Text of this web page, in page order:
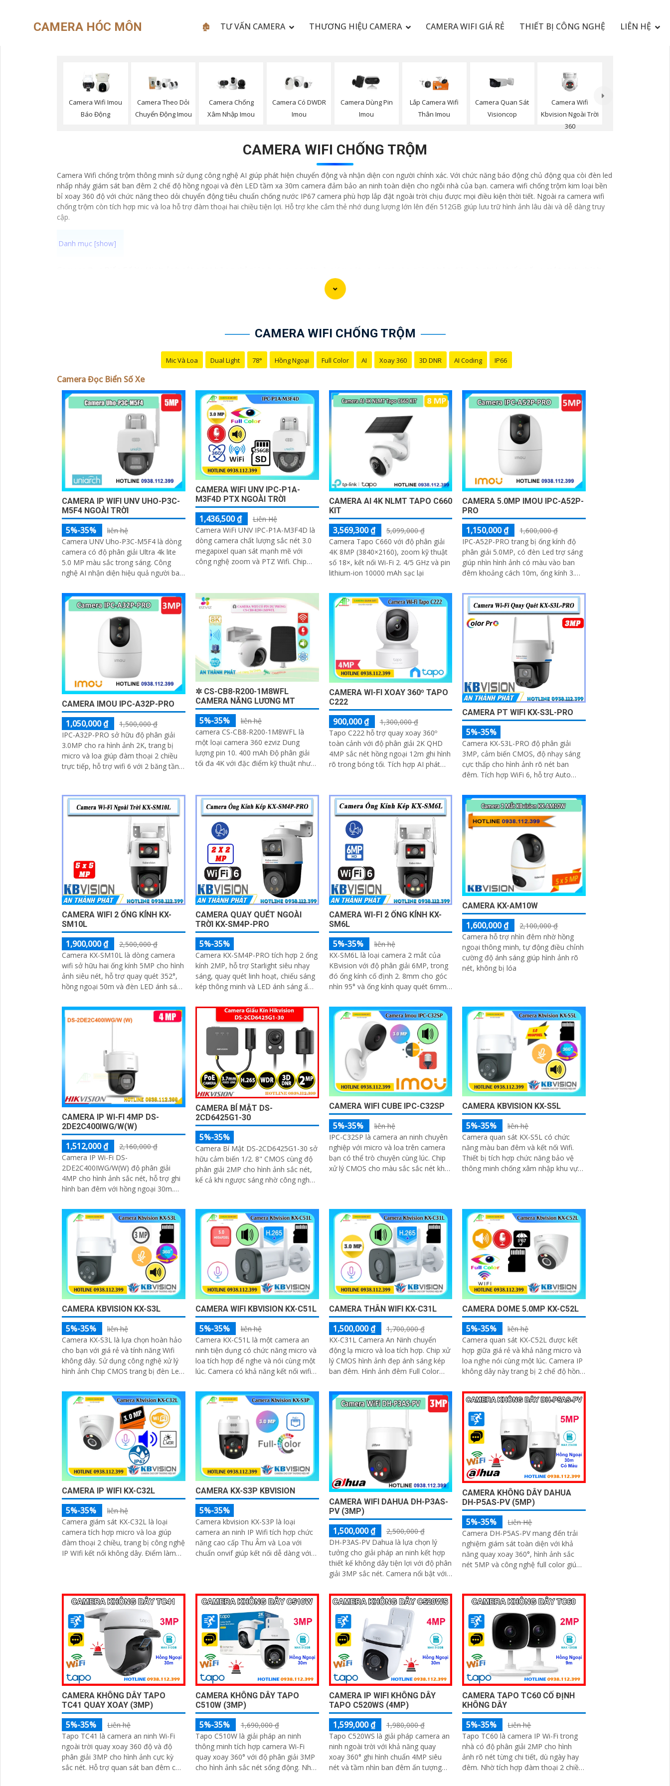
CAMERA HÓC MÔN 🏚 TƯ VẤN CAMERA THƯƠNG HIỆU CAMERA CAMERA WIFI GIÁ RẺ THIẾT BỊ CÔNG NGHỆ LIÊN HỆ
Camera Wifi Imou
Báo Động
Camera Theo Dỏi
Chuyển Động Imou
Camera Chống
Xâm Nhập Imou
Camera Có DWDR
Imou
Camera Dùng Pin
Imou
Lắp Camera Wifi
Thân Imou
Camera Quan Sát
Visioncop
Camera Wifi
Kbvision Ngoài Trời
360
CAMERA WIFI CHỐNG TRỘM
Camera Wifi chống trộm thông minh sử dụng công nghệ AI giúp phát hiện chuyển động và nhận diện con người chính xác. Với chức năng báo động chủ động qua còi đèn led
nhấp nháy giám sát ban đêm 2 chế độ hồng ngoại và đèn LED tầm xa 30m camera đảm bảo an ninh toàn diện cho ngôi nhà của bạn. camera wifi chống trộm kim loại bền
bỉ xoay 360 độ với chức năng theo dỏi chuyển động tiêu chuẩn chống nước IP67 camera phù hợp lắp đặt ngoài trời chịu được mọi điều kiện thời tiết. Ngoài ra camera wifi
chống trộm còn tích hợp mic và loa hỗ trợ đàm thoại hai chiều tiện lợi. Hỗ trợ khe cắm thẻ nhớ dung lượng lớn lên đến 512GB giúp lưu trữ hình ảnh lâu dài và dễ dàng truy
cập.
xác và nhanh chóng. Với công nghệ hiện đại, camera này có khả năng zoom ,lọc nhiễu và cung cấp hình ảnh rõ nét giúp tăng cường an ninh và giám
sát hiệu quả. Hãy trang bị cho hệ thống giám sát của bạn một camera đọc biển số xe để Tin hơn an toàn và an ninh.
CAMERA WIFI CHỐNG TRỘM
Mic Và Loa Dual Light 78° Hồng Ngoại Full Color AI Xoay 360 3D DNR AI Coding IP66
Camera Đọc Biển Số Xe
CAMERA IP WIFI UNV UHO-P3C-
M5F4 NGOÀI TRỜI
5%-35%
liên hệ
Camera UNV Uho-P3C-M5F4 là dòng
camera có độ phân giải Ultra 4k lite
5.0 MP màu sắc trong sáng. Công
nghệ AI nhận diện hiệu quả người ban
CAMERA WIFI UNV IPC-P1A-
M3F4D PTX NGOÀI TRỜI
1,436,500 ₫
Liên Hệ
Camera WiFi UNV IPC-P1A-M3F4D là
dòng camera chất lượng sắc nét 3.0
megapixel quan sát mạnh mẽ với
công nghệ zoom và PTZ Wifi. Chip
CAMERA AI 4K NLMT TAPO C660
KIT
3,569,300 ₫
5,099,000 ₫
Camera Tapo C660 với độ phân giải
4K 8MP (3840×2160), zoom kỹ thuật
số 18×, kết nối Wi-Fi 2. 4/5 GHz và pin
lithium-ion 10000 mAh sạc lại
CAMERA 5.0MP IMOU IPC-A52P-
PRO
1,150,000 ₫
1,600,000 ₫
IPC-A52P-PRO trang bị ống kính độ
phân giải 5.0MP, có đèn Led trợ sáng
giúp nhìn hình ảnh có màu vào ban
đêm khoảng cách 10m, ống kính 3.
công...
CAMERA IMOU IPC-A32P-PRO
1,050,000 ₫
1,500,000 ₫
IPC-A32P-PRO sở hữu độ phân giải
3.0MP cho ra hình ảnh 2K, trang bị
micro và loa giúp đàm thoại 2 chiều
trực tiếp, hỗ trợ wifi 6 với 2 băng tần
✲ CS-CB8-R200-1M8WFL
CAMERA NĂNG LƯƠNG MT
5%-35%
liên hệ
camera CS-CB8-R200-1M8WFL là
một loại camera 360 ezviz Dung
lượng pin 10. 400 mAh Độ phân giải
tối đa 4K với đặc điểm kỹ thuật như
Wifi IP góc quay rộng với ống kính 3
CAMERA WI-FI XOAY 360º TAPO
C222
900,000 ₫
1,300,000 ₫
Tapo C222 hỗ trợ quay xoay 360º
toàn cảnh với độ phân giải 2K QHD
4MP sắc nét hồng ngoại 12m ghi hình
rõ trong bóng tối. Tích hợp AI phát
CAMERA PT WIFI KX-S3L-PRO
5%-35%
Camera KX-S3L-PRO độ phân giải
3MP, cảm biến CMOS, độ nhạy sáng
cực thấp cho hình ảnh rõ nét ban
đêm. Tích hợp WiFi 6, hỗ trợ Auto
tiện, đàm thoại 2 chiều, báo động còi
hú, đèn chớp
CAMERA WIFI 2 ỐNG KÍNH KX-
SM10L
1,900,000 ₫
2,500,000 ₫
Camera KX-SM10L là dòng camera
wifi sở hữu hai ống kính 5MP cho hình
ảnh siêu nét, hỗ trợ quay quét 352°,
hồng ngoại 50m và đèn LED ánh sáng
CAMERA QUAY QUÉT NGOÀI
TRỜI KX-SM4P-PRO
5%-35%
Camera KX-SM4P-PRO tích hợp 2 ống
kính 2MP, hỗ trợ Starlight siêu nhạy
sáng, quay quét linh hoạt, chiếu sáng
kép thông minh và LED ánh sáng ấm
biến lớn tối ưu hình ảnh ban đêm
CAMERA WI-FI 2 ỐNG KÍNH KX-
SM6L
5%-35%
liên hệ
KX-SM6L là loại camera 2 mắt của
KBvision với độ phân giải 6MP, trong
đó ống kính cố định 2. 8mm cho góc
nhìn 95° và ống kính quay quét 6mm
CAMERA KX-AM10W
1,600,000 ₫
2,100,000 ₫
Camera hỗ trợ nhìn đêm nhờ hồng
ngoại thông minh, tự động điều chỉnh
cường độ ánh sáng giúp hình ảnh rõ
nét, không bị lóa
CAMERA IP WI-FI 4MP DS-
2DE2C400IWG/W(W)
1,512,000 ₫
2,160,000 ₫
Camera IP Wi-Fi DS-
2DE2C400IWG/W(W) độ phân giải
4MP cho hình ảnh sắc nét, hỗ trợ ghi
hình ban đêm với hồng ngoại 30m.
thoại hai chiều
CAMERA BÍ MẬT DS-
2CD6425G1-30
5%-35%
Camera Bí Mật DS-2CD6425G1-30 sở
hữu cảm biến 1/2. 8" CMOS cùng độ
phân giải 2MP cho hình ảnh sắc nét,
kể cả khi ngược sáng nhờ công nghệ
CAMERA WIFI CUBE IPC-C32SP
5%-35%
liên hệ
IPC-C32SP là camera an ninh chuyên
nghiệp với micro và loa trên camera
bạn có thể trò chuyện cùng lúc. Chip
xử lý CMOS cho màu sắc sắc nét khe
CAMERA KBVISION KX-S5L
5%-35%
liên hệ
Camera quan sát KX-S5L có chức
năng màu ban đêm và kết nối Wifi.
Thiết bị tích hợp chức năng bảo vệ
thông minh chống xâm nhập khu vực
CAMERA KBVISION KX-S3L
5%-35%
liên hệ
Camera KX-S3L là lựa chọn hoàn hảo
cho bạn với giá rẻ và tính năng Wifi
không dây. Sử dụng công nghệ xử lý
hình ảnh Chip CMOS trang bị đèn Led
đến 30m
CAMERA WIFI KBVISION KX-C51L
5%-35%
liên hệ
Camera KX-C51L là một camera an
ninh tiện dụng có chức năng micro và
loa tích hợp để nghe và nói cùng một
lúc. Camera có khả năng kết nối wifi
cho hình ảnh sắc nét đến 5
CAMERA THÂN WIFI KX-C31L
1,500,000 ₫
1,700,000 ₫
KX-C31L Camera An Ninh chuyển
động lạ micro và loa tích hợp. Chip xử
lý CMOS hình ảnh đẹp ánh sáng kép
ban đêm. Hình ảnh đêm Full Color
CAMERA DOME 5.0MP KX-C52L
5%-35%
liên hệ
Camera quan sát KX-C52L được kết
hợp giữa giá rẻ và khả năng micro và
loa nghe nói cùng một lúc. Camera IP
không dây này trang bị 2 chế độ hồng
ban đêm hiệu quả, thiết kế dome nhỏ
gọn cho ra gốc nhìn rộng đáng để
tham khảo
CAMERA IP WIFI KX-C32L
5%-35%
liên hệ
Camera giám sát KX-C32L là loại
camera tích hợp micro và loa giúp
đàm thoại 2 chiều, trang bị công nghệ
IP WIfi kết nối không dây. Điểm làm
CAMERA KX-S3P KBVISION
5%-35%
Camera kbvision KX-S3P là loại
camera an ninh IP Wifi tích hợp chức
năng cao cấp Thu Âm và Loa với
chuẩn onvif giúp kết nối dễ dàng với
CAMERA WIFI DAHUA DH-P3AS-
PV (3MP)
1,500,000 ₫
2,500,000 ₫
DH-P3AS-PV Dahua là lựa chọn lý
tưởng cho giải pháp an ninh kết hợp
thiết kế không dây tiện lợi với độ phân
giải 3MP sắc nét. Camera nổi bật với
chính xác người và phương tiện, cảnh
báo tức thì bằng đèn nháy và còi hú
CAMERA KHÔNG DÂY DAHUA
DH-P5AS-PV (5MP)
5%-35%
Liên Hệ
Camera DH-P5AS-PV mang đến trải
nghiệm giám sát toàn diện với khả
năng quay xoay 360°, hình ảnh sắc
nét 5MP và công nghệ full color giúp
tầm nhìn hồng ngoại 30m, khe thẻ
nhớ đến 256GB cùng chuẩn chống
nước IP66 camera hoạt động ổn định
trong mọi điều kiện
CAMERA KHÔNG DÂY TAPO
TC41 QUAY XOAY (3MP)
5%-35%
Liên hệ
Tapo TC41 là camera an ninh Wi-Fi
ngoài trời quay xoay 360 độ và độ
phân giải 3MP cho hình ảnh cực kỳ
sắc nét. Hỗ trợ quan sát ban đêm có
CAMERA KHÔNG DÂY TAPO
C510W (3MP)
5%-35%
1,690,000 ₫
Tapo C510W là giải pháp an ninh
thông minh tích hợp camera Wi-Fi
quay xoay 360° với độ phân giải 3MP
cho hình ảnh sắc nét sống động. Nhờ
CAMERA IP WIFI KHÔNG DÂY
TAPO C520WS (4MP)
1,599,000 ₫
1,980,000 ₫
Tapo C520WS là giải pháp camera an
ninh ngoài trời với khả năng quay
xoay 360° ghi hình chuẩn 4MP siêu
nét và tầm nhìn ban đêm ấn tượng
CAMERA TAPO TC60 CỐ ĐỊNH
KHÔNG DÂY
5%-35%
Liên hệ
Tapo TC60 là camera IP Wi-Fi trong
nhà có độ phân giải 2MP cho hình
ảnh rõ nét từng chi tiết, dù ngày hay
đêm. Nhờ tích hợp đàm thoại 2 chiều,